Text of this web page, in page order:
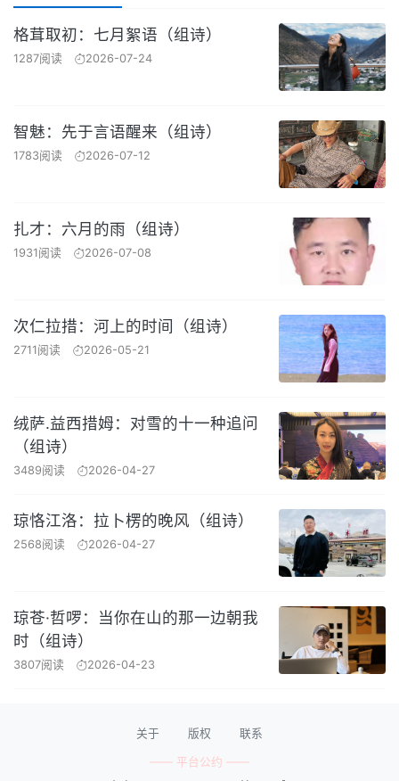
格茸取初：七月絮语（组诗）
1287阅读 2026-07-24
智魅：先于言语醒来（组诗）
1783阅读 2026-07-12
扎才：六月的雨（组诗）
1931阅读 2026-07-08
次仁拉措：河上的时间（组诗）
2711阅读 2026-05-21
绒萨.益西措姆：对雪的十一种追问
（组诗）
3489阅读 2026-04-27
琼恪江洛：拉卜楞的晚风（组诗）
2568阅读 2026-04-27
琼苍·哲啰：当你在山的那一边朝我
时（组诗）
3807阅读 2026-04-23
关于 版权 联系
—— 平台公约 ——